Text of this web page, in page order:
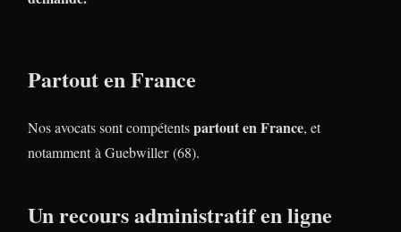
Partout en France
Nos avocats sont compétentspartout en France, et
notamment à Guebwiller (68).
Un recours administratif en ligne